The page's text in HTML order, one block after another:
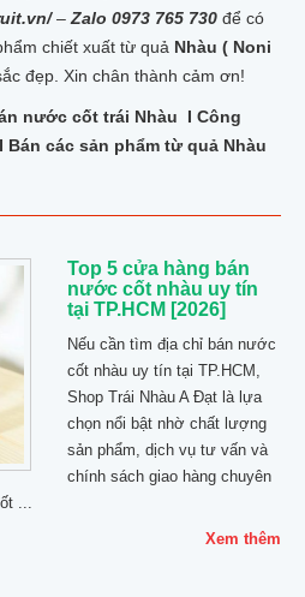
– Zalo 0973 765 730 để có
chiết xuất từ quả Nhàu ( Noni
đẹp. Xin chân thành cảm ơn!
nước cốt trái Nhàu I Công
các sản phẩm từ quả Nhàu
Top 5 cửa hàng bán
nước cốt nhàu uy tín
tại TP.HCM [2026]
Nếu cần tìm địa chỉ bán nước
cốt nhàu uy tín tại TP.HCM,
Shop Trái Nhàu A Đạt là lựa
chọn nổi bật nhờ chất lượng
sản phẩm, dịch vụ tư vấn và
chính sách giao hàng chuyên
...
Xem thêm